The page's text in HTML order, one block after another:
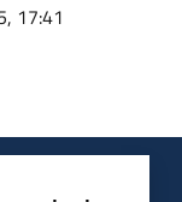
17:41